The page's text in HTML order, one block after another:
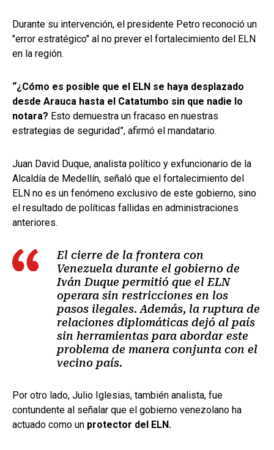
Durante su intervención, el presidente Petro reconoció un
"error estratégico" al no prever el fortalecimiento del ELN
en la región.
“¿Cómo es posible que el ELN se haya desplazado
desde Arauca hasta el Catatumbo sin que nadie lo
notara? Esto demuestra un fracaso en nuestras
estrategias de seguridad”, afirmó el mandatario.
Juan David Duque, analista político y exfuncionario de la
Alcaldía de Medellín, señaló que el fortalecimiento del
ELN no es un fenómeno exclusivo de este gobierno, sino
el resultado de políticas fallidas en administraciones
anteriores.
El cierre de la frontera con
Venezuela durante el gobierno de
Iván Duque permitió que el ELN
operara sin restricciones en los
pasos ilegales. Además, la ruptura de
relaciones diplomáticas dejó al país
sin herramientas para abordar este
problema de manera conjunta con el
vecino país.
Por otro lado, Julio Iglesias, también analista, fue
contundente al señalar que el gobierno venezolano ha
actuado como un protector del ELN.